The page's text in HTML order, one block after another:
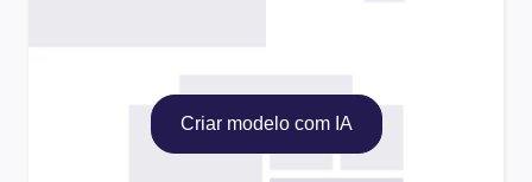
Criar modelo com IA